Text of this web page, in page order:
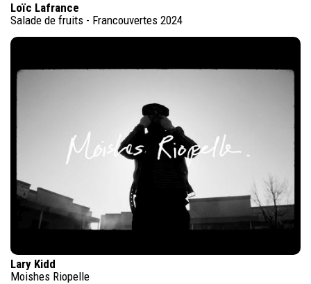
Loïc Lafrance
Salade de fruits - Francouvertes 2024
Lary Kidd
Moishes Riopelle